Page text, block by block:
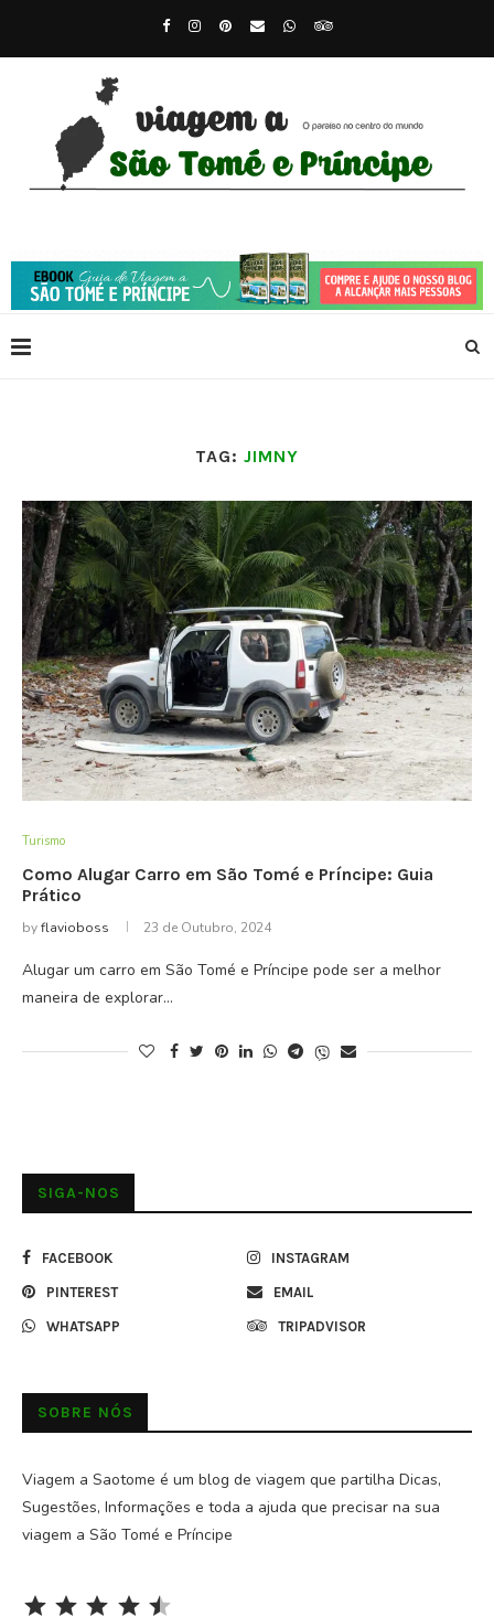
TAG: JIMNY
Turismo
Como Alugar Carro em São Tomé e Príncipe: Guia
Prático
byflavioboss 23 de Outubro, 2024
Alugar um carro em São Tomé e Príncipe pode ser a melhor
maneira de explorar…
SIGA-NOS
FACEBOOK INSTAGRAM
PINTEREST EMAIL
WHATSAPP TRIPADVISOR
SOBRE NÓS
Viagem a Saotome é um blog de viagem que partilha Dicas,
Sugestões, Informações e toda a ajuda que precisar na sua
viagem a São Tomé e Príncipe
⭐⭐⭐ ⭐⭐